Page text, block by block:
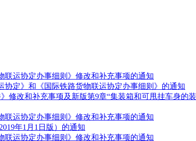
运协定办事细则》修改和补充事项的通知
协定》和《国际铁路货物联运协定办事细则》的通知
修改和补充事项及新版第9章“集装箱和可甩挂车身的
运协定办事细则》修改和补充事项的通知
年1月1日版）的通知
运协定办事细则》修改和补充事项的通知